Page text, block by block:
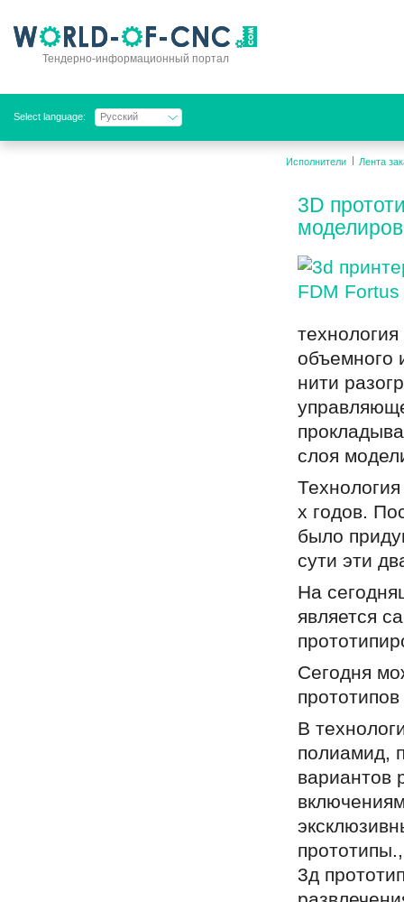
Тендерно-информационный портал
Select language: Русский
Исполнители Лента
3D
объемного
нити
слоя
х годов.
было
сути эти
На
является
Сегодня
В
полиамид,
вариантов
3д